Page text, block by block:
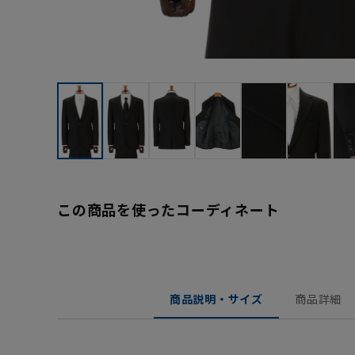
この商品を使ったコーディネート
商品説明・サイズ 商品詳細